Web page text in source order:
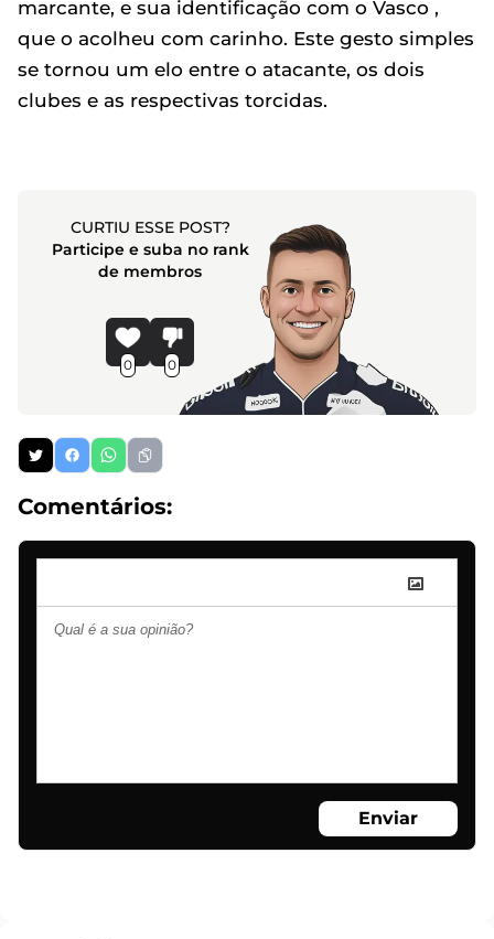
marcante, e sua identificação com o Vasco ,
que o acolheu com carinho. Este gesto simples
se tornou um elo entre o atacante, os dois
clubes e as respectivas torcidas.
CURTIU ESSE POST?
Participe e suba no rank
de membros
0 0
Comentários:
Enviar